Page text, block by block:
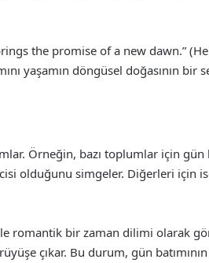
the promise of a new dawn.”
yaşamın döngüsel doğasının bir
Örneğin, bazı toplumlar için gün
olduğunu simgeler. Diğerleri için
romantik bir zaman dilimi olarak
çıkar. Bu durum, gün